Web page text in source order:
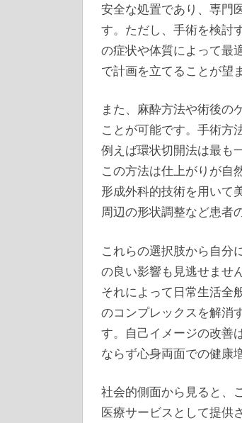
安全な処置であり、専門
す。ただし、手術を検討
の症状や体質によって最
で計画を立てることが望
また、麻酔方法や術後の
ことが可能です。手術方
例えば環状切開法は最も
この方法は仕上がりが自
形成外科的技術を用いて
周辺の形状調整など患者
これらの選択肢から自分
の良い影響も見逃せませ
それによって日常生活全
のコンプレックスを解消
す。自己イメージの改善
ならず心身両面での健康
社会的側面から見ると、
医療サービスとして提供